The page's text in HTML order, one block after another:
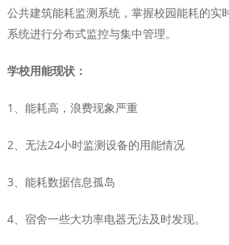
公共建筑能耗监测系统，掌握校园能耗的实
系统进行分布式监控与集中管理。
学校用能现状：
1、能耗高，浪费现象严重
2、无法24小时监测设备的用能情况
3、能耗数据信息孤岛
4、宿舍一些大功率电器无法及时发现。